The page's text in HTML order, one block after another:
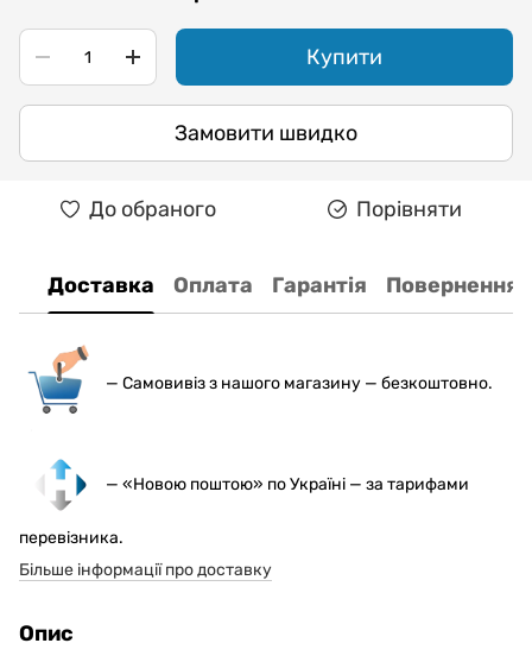
Купити
Замовити швидко
До обраного Порівняти
Доставка Оплата Гарантія Повернення
— Самовивіз з нашого магазину — безкоштовно.
— «Новою поштою» по Україні — за тарифами
перевізника.
Більше інформації про доставку
Опис